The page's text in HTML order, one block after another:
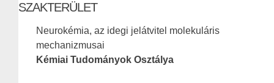
SZAKTERÜLET
Neurokémia, az idegi jelátvitel molekuláris
mechanizmusai
Kémiai Tudományok Osztálya